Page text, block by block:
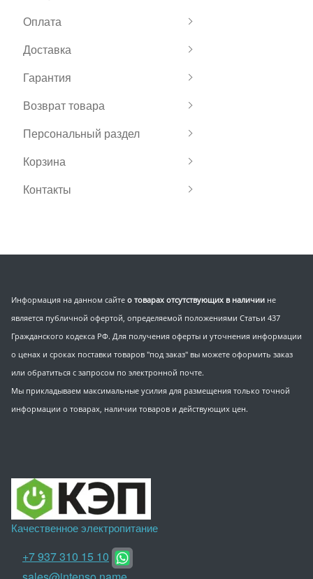
Оплата
Доставка
Гарантия
Возврат товара
Персональный раздел
Корзина
Контакты
Информация на данном сайте о товарах отсутствующих в наличии не
является публичной офертой, определяемой положениями Статьи 437
Гражданского кодекса РФ. Для получения оферты и уточнения информации
о ценах и сроках поставки товаров "под заказ" вы можете оформить заказ
или обратиться с запросом по электронной почте.
Мы прикладываем максимальные усилия для размещения только точной
информации о товарах, наличии товаров и действующих цен.
Качественное электропитание
+7 937 310 15 10